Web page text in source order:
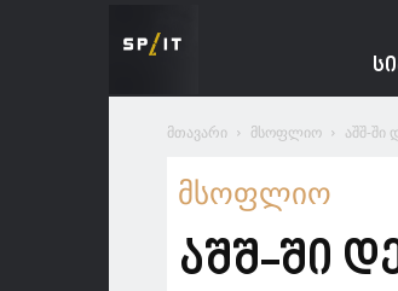
მთავარი მსოფლიო აშშ-ში
მსოფლიო
აშშ-ში